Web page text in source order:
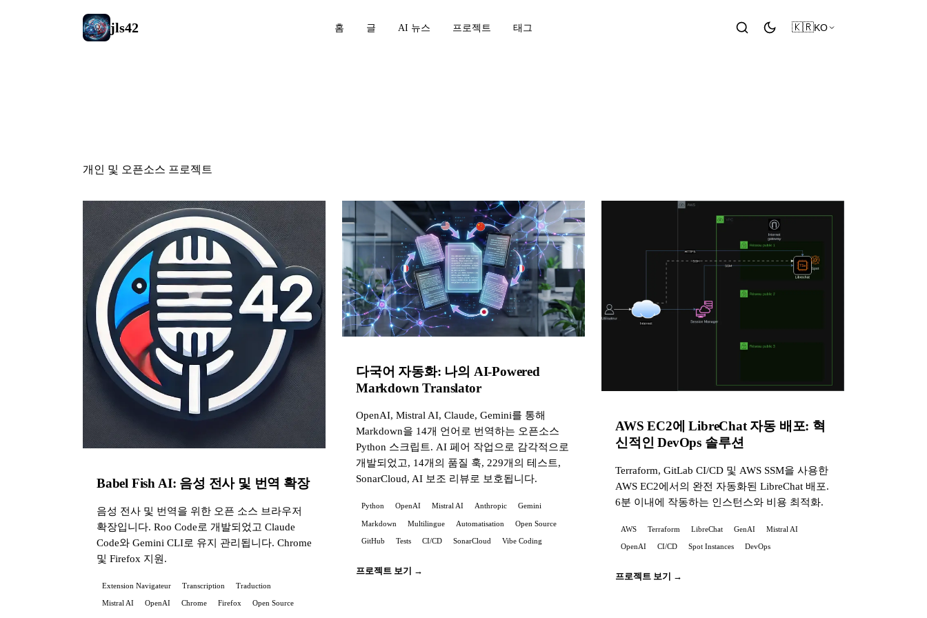
jls42 홈 글 AI 뉴스 프로젝트 태그 🇰🇷KO
개인 및 오픈소스 프로젝트
Babel Fish AI: 음성 전사 및 번역 확장
음성 전사 및 번역을 위한 오픈 소스 브라우저
확장입니다. Roo Code로 개발되었고 Claude
Code와 Gemini CLI로 유지 관리됩니다. Chrome
및 Firefox 지원.
Extension Navigateur Transcription Traduction
Mistral AI OpenAI Chrome Firefox Open Source
다국어 자동화: 나의 AI-Powered
Markdown Translator
OpenAI, Mistral AI, Claude, Gemini를 통해
Markdown을 14개 언어로 번역하는 오픈소스
Python 스크립트. AI 페어 작업으로 감각적으로
개발되었고, 14개의 품질 훅, 229개의 테스트,
SonarCloud, AI 보조 리뷰로 보호됩니다.
Python OpenAI Mistral AI Anthropic Gemini
Markdown Multilingue Automatisation Open Source
GitHub Tests CI/CD SonarCloud Vibe Coding
프로젝트 보기 →
AWS EC2에 LibreChat 자동 배포: 혁
신적인 DevOps 솔루션
Terraform, GitLab CI/CD 및 AWS SSM을 사용한
AWS EC2에서의 완전 자동화된 LibreChat 배포.
6분 이내에 작동하는 인스턴스와 비용 최적화.
AWS Terraform LibreChat GenAI Mistral AI
OpenAI CI/CD Spot Instances DevOps
프로젝트 보기 →